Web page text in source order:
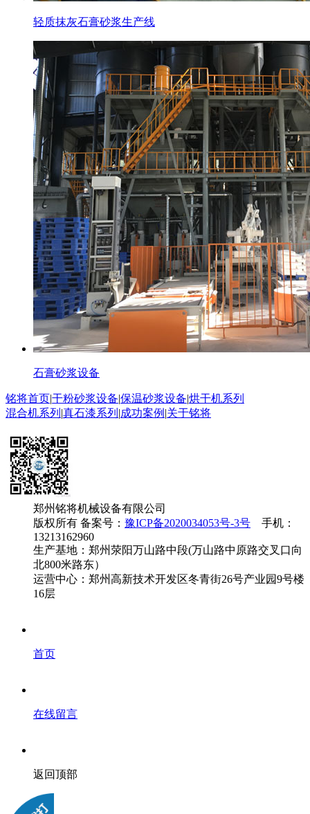
轻质抹灰石膏砂浆生产线
石膏砂浆设备
铭将首页|干粉砂浆设备|保温砂浆设备|烘干机系列
混合机系列 |真石漆系列 |成功案例 |关于铭将
郑州铭将机械设备有限公司
版权所有 备案号： 豫ICP备2020034053号-3号 手机：
13213162960
生产基地：郑州荥阳万山路中段(万山路中原路交叉口向
北800米路东）
运营中心：郑州高新技术开发区冬青街26号产业园9号楼
16层
首页
在线留言
返回顶部